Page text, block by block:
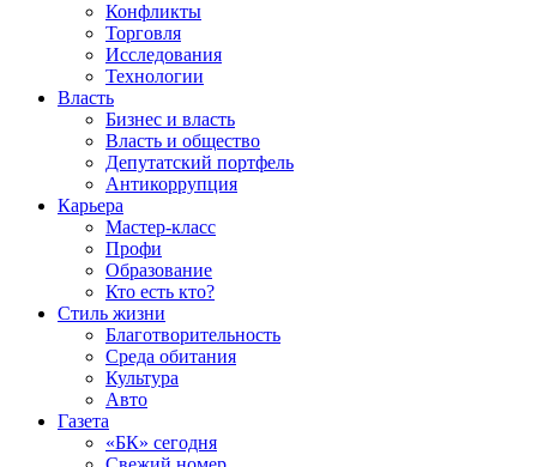
Конфликты
Торговля
Исследования
Технологии
Власть
Бизнес и власть
Власть и общество
Депутатский портфель
Антикоррупция
Карьера
Мастер-класс
Профи
Образование
Кто есть кто?
Стиль жизни
Благотворительность
Среда обитания
Культура
Авто
Газета
«БК» сегодня